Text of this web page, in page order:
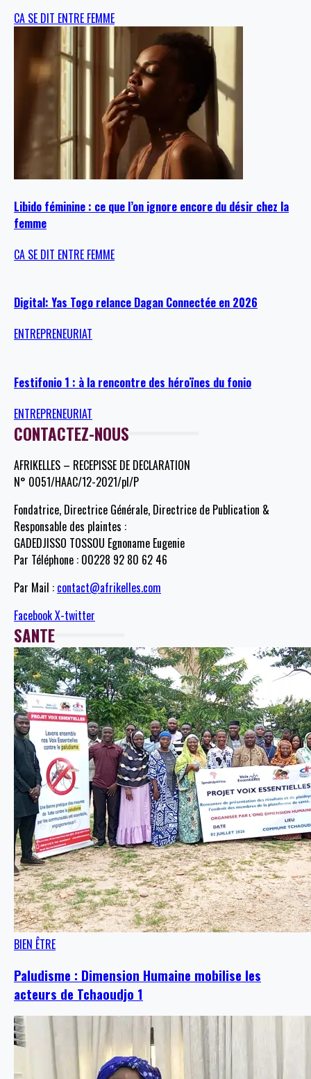
CA SE DIT ENTRE FEMME
Libido féminine : ce que l’on ignore encore du désir chez la
femme
CA SE DIT ENTRE FEMME
Digital: Yas Togo relance Dagan Connectée en 2026
ENTREPRENEURIAT
Festifonio 1 : à la rencontre des héroïnes du fonio
ENTREPRENEURIAT
CONTACTEZ-NOUS
AFRIKELLES – RECEPISSE DE DECLARATION
N° 0051/HAAC/12-2021/pl/P
Fondatrice, Directrice Générale, Directrice de Publication &
Responsable des plaintes :
GADEDJISSO TOSSOU Egnoname Eugenie
Par Téléphone : 00228 92 80 62 46
Par Mail : contact@afrikelles.com
FacebookX-twitter
SANTE
BIEN ÊTRE
Paludisme : Dimension Humaine mobilise les
acteurs de Tchaoudjo 1